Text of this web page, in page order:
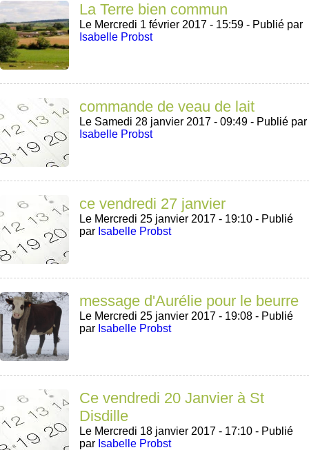
La Terre bien commun
Le Mercredi 1 février 2017 - 15:59 - Publié par
Isabelle Probst
commande de veau de lait
Le Samedi 28 janvier 2017 - 09:49 - Publié par
Isabelle Probst
ce vendredi 27 janvier
Le Mercredi 25 janvier 2017 - 19:10 - Publié
par Isabelle Probst
message d'Aurélie pour le beurre
Le Mercredi 25 janvier 2017 - 19:08 - Publié
par Isabelle Probst
Ce vendredi 20 Janvier à St
Disdille
Le Mercredi 18 janvier 2017 - 17:10 - Publié
par Isabelle Probst